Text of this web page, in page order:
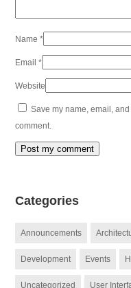
Name*
Email*
Website
Save my name, email,
comment.
Categories
Announcements
Development Events
Uncategorized User